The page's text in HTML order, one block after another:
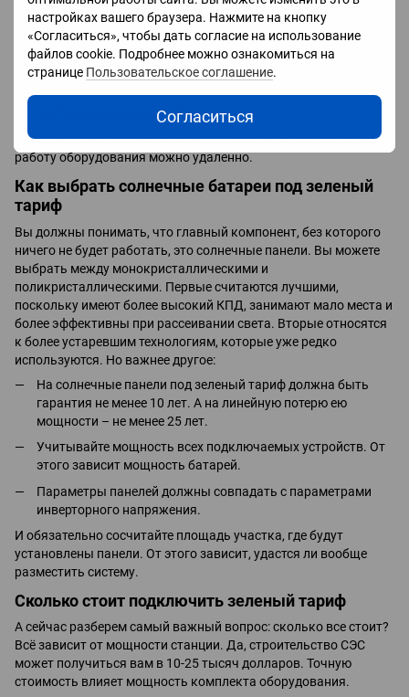
настройках вашего браузера. Нажмите на кнопку
«Согласиться», чтобы дать согласие на использование
файлов cookie. Подробнее можно ознакомиться на
странице Пользовательское соглашение.
Согласиться
вы. Затем заполнятся аккумуляторы. И только тогда
электроэнергия уйдет на продажу.
Толькогибридный инвертор под зеленый тарифспособен
автоматически переключаться на питание от батарей.
Системы легко масштабированы.
Последнее из списка, но не менее важное: контролировать
работу оборудования можно удаленно.
Как выбрать солнечные батареи под зеленый
тариф
Вы должны понимать, что главный компонент, без которого
ничего не будет работать, это солнечные панели. Вы можете
выбрать между монокристаллическими и
поликристаллическими. Первые считаются лучшими,
поскольку имеют более высокий КПД, занимают мало места и
более эффективны при рассеивании света. Вторые относятся
к более устаревшим технологиям, которые уже редко
используются. Но важнее другое:
На солнечные панели под зеленый тариф должна быть
гарантия не менее 10 лет. А на линейную потерю ею
мощности – не менее 25 лет.
Учитывайте мощность всех подключаемых устройств. От
этого зависит мощность батарей.
Параметры панелей должны совпадать с параметрами
инверторного напряжения.
И обязательно сосчитайте площадь участка, где будут
установлены панели. От этого зависит, удастся ли вообще
разместить систему.
Сколько стоит подключить зеленый тариф
А сейчас разберем самый важный вопрос: сколько все стоит?
Всё зависит от мощности станции. Да, строительство СЭС
может получиться вам в 10-25 тысяч долларов. Точную
стоимость влияет мощность комплекта оборудования.